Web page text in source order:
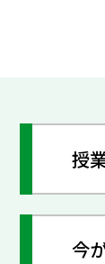
授
今